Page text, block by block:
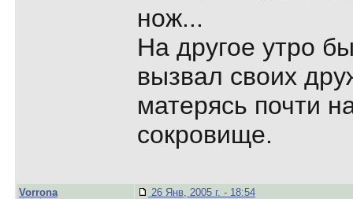
нож...
На другое утро
вызвал своих
матерясь почти
сокровище.
Vorrona 26 Янв, 2005 г. - 18:54